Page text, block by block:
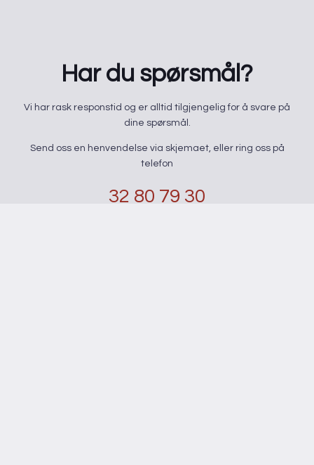
Har du spørsmål?
​Vi har rask responstid og er alltid ​tilgjengelig for å svare på
dine spørsmål.
Send oss en henvendelse via skjemaet, eller ring oss på
telefon
32 80 79 30